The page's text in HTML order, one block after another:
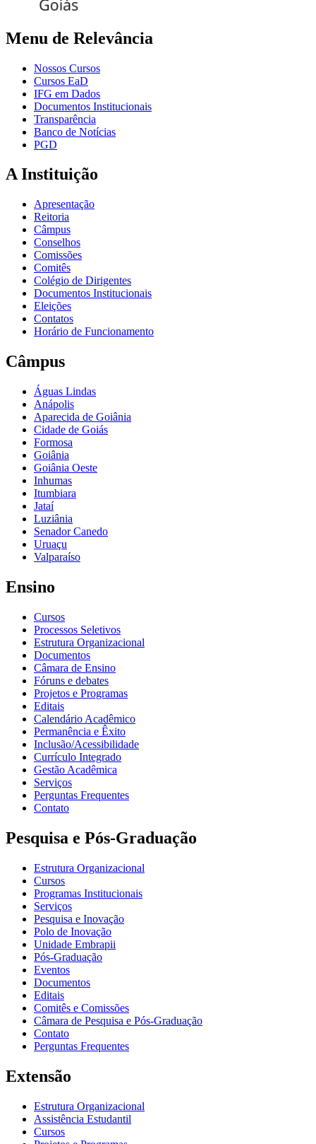
Menu de Relevância
Nossos Cursos
Cursos EaD
IFG em Dados
Documentos Institucionais
Transparência
Banco de Notícias
PGD
A Instituição
Apresentação
Reitoria
Câmpus
Conselhos
Comissões
Comitês
Colégio de Dirigentes
Documentos Institucionais
Eleições
Contatos
Horário de Funcionamento
Câmpus
Águas Lindas
Anápolis
Aparecida de Goiânia
Cidade de Goiás
Formosa
Goiânia
Goiânia Oeste
Inhumas
Itumbiara
Jataí
Luziânia
Senador Canedo
Uruaçu
Valparaíso
Ensino
Cursos
Processos Seletivos
Estrutura Organizacional
Documentos
Câmara de Ensino
Fóruns e debates
Projetos e Programas
Editais
Calendário Acadêmico
Permanência e Êxito
Inclusão/Acessibilidade
Currículo Integrado
Gestão Acadêmica
Serviços
Perguntas Frequentes
Contato
Pesquisa e Pós-Graduação
Estrutura Organizacional
Cursos
Programas Institucionais
Serviços
Pesquisa e Inovação
Polo de Inovação
Unidade Embrapii
Pós-Graduação
Eventos
Documentos
Editais
Comitês e Comissões
Câmara de Pesquisa e Pós-Graduação
Contato
Perguntas Frequentes
Extensão
Estrutura Organizacional
Assistência Estudantil
Cursos